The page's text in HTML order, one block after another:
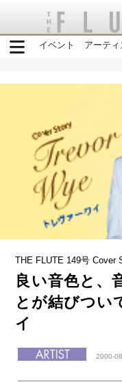
イベント アーティ
THE FLUTE 149号 Cover
良い音色と、
とが結びつ
イ
2000-